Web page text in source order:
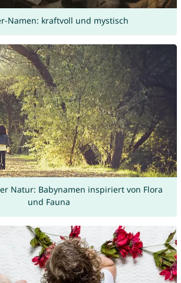
Namen: kraftvoll und mystisch
Natur: Babynamen inspiriert von Flora
und Fauna